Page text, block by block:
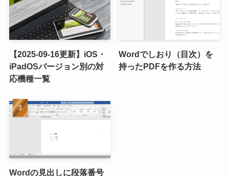
【2025-09-16更新】iOS・
iPadOSバージョン別の対
応機種一覧
Wordでしおり（目次）を
持ったPDFを作る方法
Wordの見出しに段落番号